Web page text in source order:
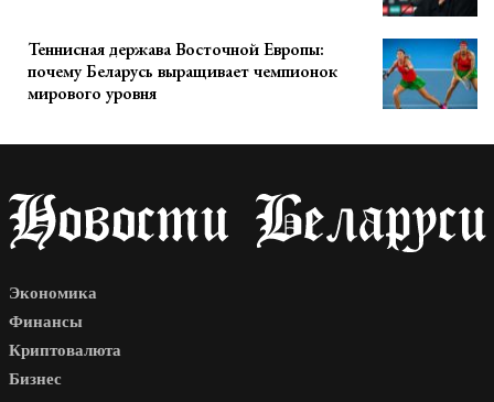
Теннисная держава Восточной Европы:
почему Беларусь выращивает чемпионок
мирового уровня
Экономика
Финансы
Криптовалюта
Бизнес